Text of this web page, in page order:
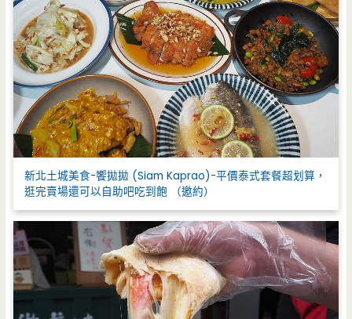
新北土城美食-饗拋拋 (Siam Kaprao)-平價泰式套餐超划算，
逛完賣場還可以自助吧吃到飽 （邀約）